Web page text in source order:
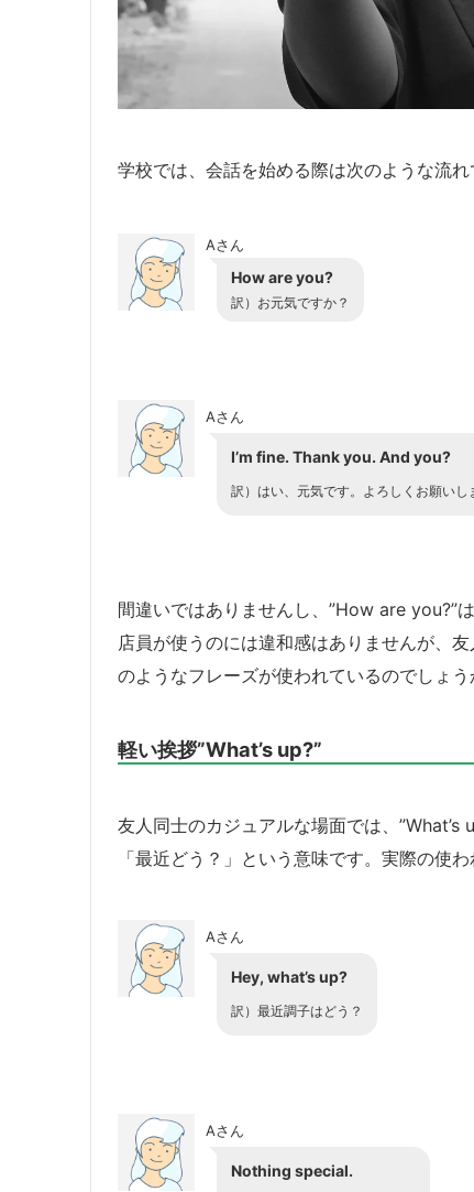
学校では、会話を始める際は次のような流
Aさん
How are you?
訳） お元気ですか？
Aさん
I’m fine. Thank you. And you?
訳） はい、元気です。よろしくお願いし
間違いではありませんし、”How are you?”
店員が使うのには違和感はありませんが、
のようなフレーズが使われているのでしょう
軽い挨拶”What’s up?”
友人同士のカジュアルな場面では、
「最近どう？」という意味です。実際の使わ
Aさん
Hey, what’s up?
訳） 最近調子はどう？
Aさん
Nothing special.